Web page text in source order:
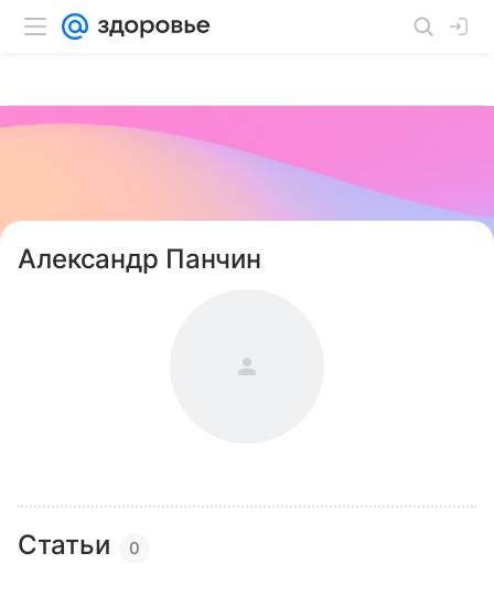
Александр Панчин
Статьи 0